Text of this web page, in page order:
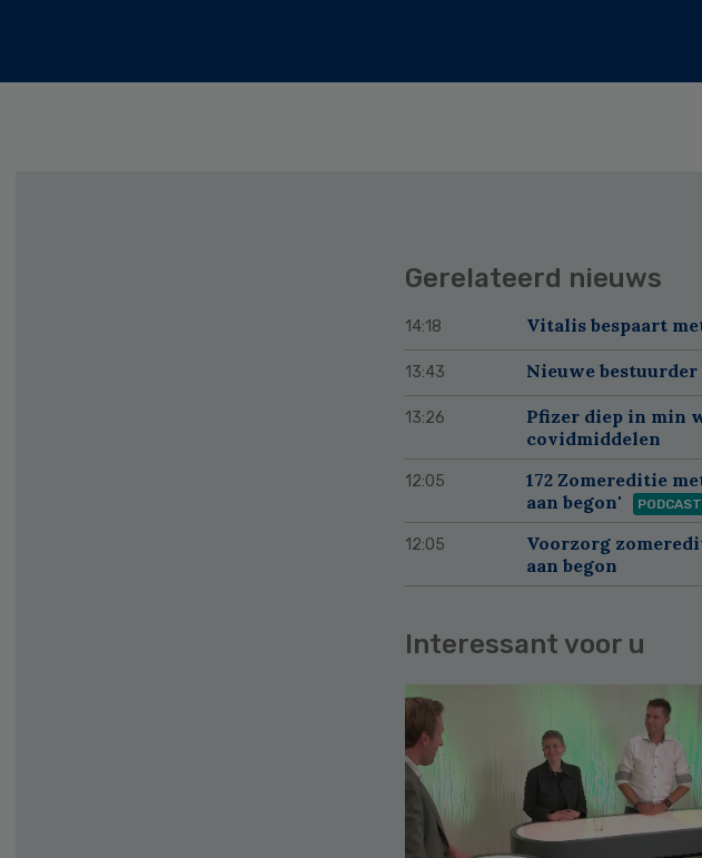
Gerelateerd nieuws
14:18 Vitalis bespaart
13:43 Nieuwe bestuurder
13:26
Pfizer diep in min
covidmiddelen
12:05
172 Zomereditie
aan begon'
PODCAST
12:05
Voorzorg
aan begon
Interessant voor u